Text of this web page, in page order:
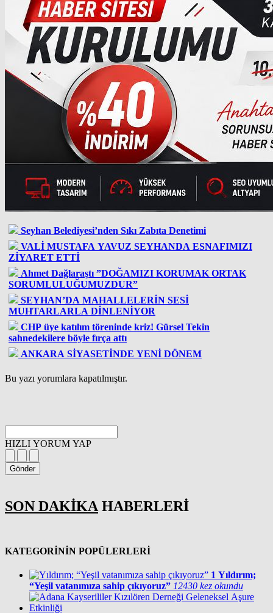
Seyhan Belediyesi’nden Sıkı Zabıta Denetimi
VALİ MUSTAFA YAVUZ SEYHANDA ESNAFIMIZI
ZİYARET ETTİ
Ahmet Dağlaraştı ”DOĞAMIZI KORUMAK ORTAK
SORUMLULUĞUMUZDUR”
SEYHAN’DA MAHALLELERİN SESİ
MUHTARLARLA DİNLENİYOR
CHP üye katılım töreninde kriz! Gürsel Tekin
sahnedekilere böyle fırça attı
ANKARA SİYASETİNDE YENİ DÖNEM
Bu yazı yorumlara kapatılmıştır.
HIZLI YORUM YAP
Gönder
SON DAKİKA HABERLERİ
KATEGORİNİN POPÜLERLERİ
1 Yıldırım;
“Yeşil vatanımıza sahip çıkıyoruz” 12430 kez okundu